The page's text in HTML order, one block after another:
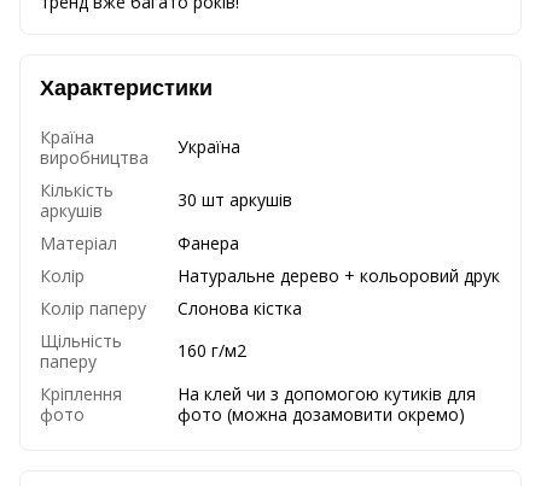
Характеристики
Країна
виробництва
Україна
Кількість
аркушів
30 шт аркушів
Матеріал
Фанера
Колір
Натуральне дерево + кольоровий друк
Колір паперу
Слонова кістка
Щільність
паперу
160 г/м2
Кріплення
фото
На клей чи з допомогою кутиків для
фото (можна дозамовити окремо)